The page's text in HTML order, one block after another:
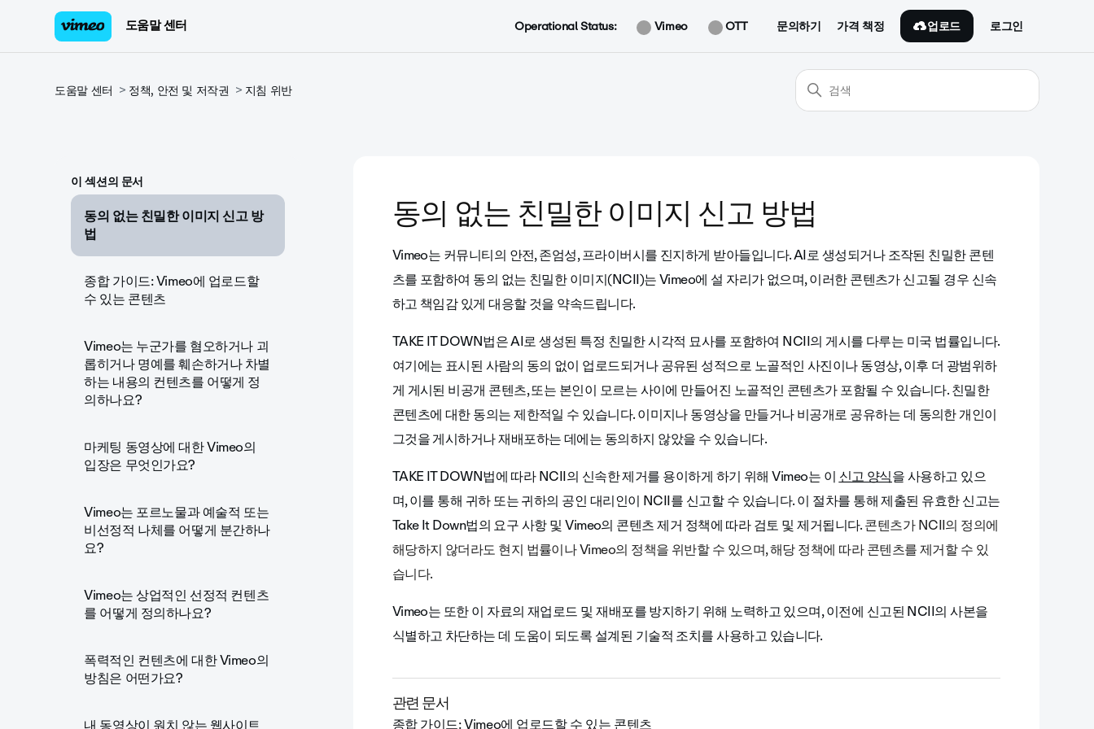
도움말 센터 Operational Status: Vimeo OTT 문의하기 가격 책정 업로드 로그인
도움말 센터 정책, 안전 및 저작권 지침 위반
이 섹션의 문서
동의 없는 친밀한 이미지 신고 방
법
종합 가이드: Vimeo에 업로드할
수 있는 콘텐츠
Vimeo는 누군가를 혐오하거나 괴
롭히거나 명예를 훼손하거나 차별
하는 내용의 컨텐츠를 어떻게 정
의하나요?
마케팅 동영상에 대한 Vimeo의
입장은 무엇인가요?
Vimeo는 포르노물과 예술적 또는
비선정적 나체를 어떻게 분간하나
요?
Vimeo는 상업적인 선정적 컨텐츠
를 어떻게 정의하나요?
폭력적인 컨텐츠에 대한 Vimeo의
방침은 어떤가요?
동의 없는 친밀한 이미지 신고 방법
Vimeo는 커뮤니티의 안전, 존엄성, 프라이버시를 진지하게 받아들입니다. AI로 생성되거나 조작된 친밀한 콘텐
츠를 포함하여 동의 없는 친밀한 이미지(NCII)는 Vimeo에 설 자리가 없으며, 이러한 콘텐츠가 신고될 경우 신속
하고 책임감 있게 대응할 것을 약속드립니다.
TAKE IT DOWN법은 AI로 생성된 특정 친밀한 시각적 묘사를 포함하여 NCII의 게시를 다루는 미국 법률입니다.
여기에는 표시된 사람의 동의 없이 업로드되거나 공유된 성적으로 노골적인 사진이나 동영상, 이후 더 광범위하
게 게시된 비공개 콘텐츠, 또는 본인이 모르는 사이에 만들어진 노골적인 콘텐츠가 포함될 수 있습니다. 친밀한
콘텐츠에 대한 동의는 제한적일 수 있습니다. 이미지나 동영상을 만들거나 비공개로 공유하는 데 동의한 개인이
그것을 게시하거나 재배포하는 데에는 동의하지 않았을 수 있습니다.
TAKE IT DOWN법에 따라 NCII의 신속한 제거를 용이하게 하기 위해 Vimeo는 이신고 양식을 사용하고 있으
며, 이를 통해 귀하 또는 귀하의 공인 대리인이 NCII를 신고할 수 있습니다. 이 절차를 통해 제출된 유효한 신고는
Take It Down법의 요구 사항 및 Vimeo의 콘텐츠 제거 정책에 따라 검토 및 제거됩니다.콘텐츠가 NCII의 정의에
해당하지 않더라도 현지 법률이나 Vimeo의 정책을 위반할 수 있으며, 해당 정책에 따라 콘텐츠를 제거할 수 있
습니다.
Vimeo는 또한 이 자료의 재업로드 및 재배포를 방지하기 위해 노력하고 있으며, 이전에 신고된 NCII의 사본을
식별하고 차단하는 데 도움이 되도록 설계된 기술적 조치를 사용하고 있습니다.
관련 문서
종합 가이드: Vimeo에 업로드할 수 있는 콘텐츠